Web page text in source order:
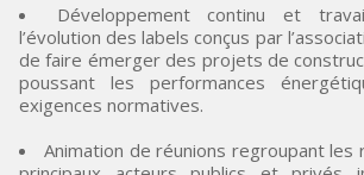
Développement continu et
l’évolution des labels conçus par
de faire émerger des projets de
poussant les performances
exigences normatives.
Animation de réunions regroupant